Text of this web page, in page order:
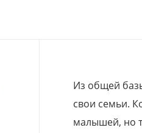
Из общей
свои семьи.
малышей, но